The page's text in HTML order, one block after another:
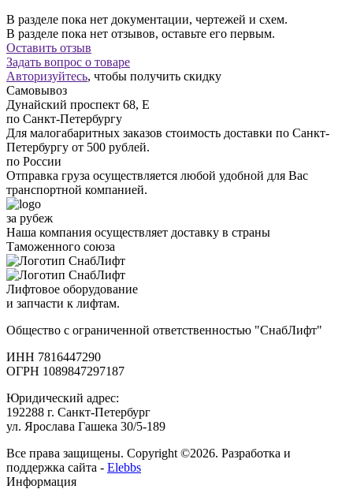
В разделе пока нет документации, чертежей и схем.
В разделе пока нет отзывов, оставьте его первым.
Оставить отзыв
Задать вопрос о товаре
Авторизуйтесь, чтобы получить скидку
Самовывоз
Дунайский проспект 68, Е
по Санкт-Петербургу
Для малогабаритных заказов стоимость доставки по Санкт-
Петербургу от 500 рублей.
по России
Отправка груза осуществляется любой удобной для Вас
транспортной компанией.
за рубеж
Наша компания осуществляет доставку в страны
Таможенного союза
Лифтовое оборудование
и запчасти к лифтам.
Общество с ограниченной ответственностью "СнабЛифт"
ИНН 7816447290
ОГРН 1089847297187
Юридический адрес:
192288 г. Санкт-Петербург
ул. Ярослава Гашека 30/5-189
Все права защищены. Copyright ©2026. Разработка и
поддержка сайта - Elebbs
Информация